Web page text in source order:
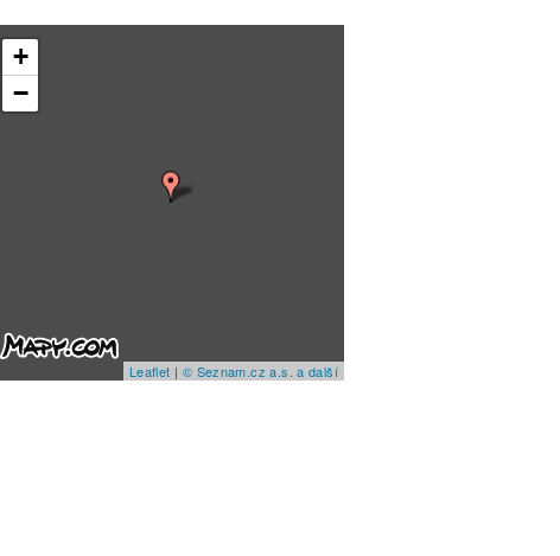
+
−
Leaflet | © Seznam.cz a.s. a další